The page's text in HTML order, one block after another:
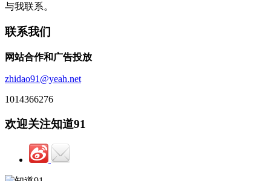
与我联系。
联系我们
网站合作和广告投放
zhidao91@yeah.net
1014366276
欢迎关注知道91